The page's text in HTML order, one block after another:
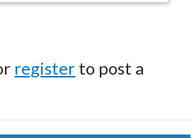
register to post a